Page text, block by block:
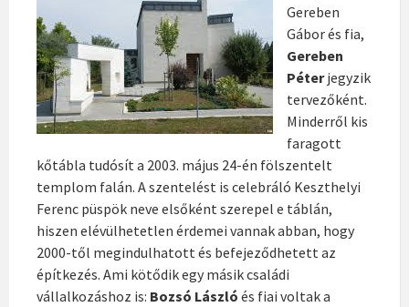
Gereben
Gábor és fia,
Gereben
Péterjegyzik
tervezőként.
Minderről kis
faragott
kőtábla tudósít a 2003. május 24-én fölszentelt
templom falán. A szentelést is celebráló Keszthelyi
Ferenc püspök neve elsőként szerepel e táblán,
hiszen elévülhetetlen érdemei vannak abban, hogy
2000-től megindulhatott és befejeződhetett az
építkezés. Ami kötődik egy másik családi
vállalkozáshoz is: Bozsó László és fiai voltak a